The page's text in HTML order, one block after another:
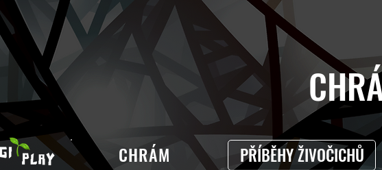
CHRÁM PŘÍBĚHY ŽIVOČICHŮ